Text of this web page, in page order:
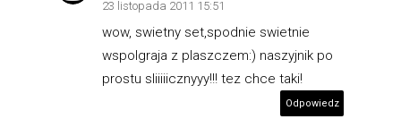
23 listopada 2011 15:51
wow, swietny set,spodnie swietnie
wspolgraja z plaszczem:) naszyjnik po
prostu sliiiiicznyyy!!! tez chce taki!
Odpowiedz